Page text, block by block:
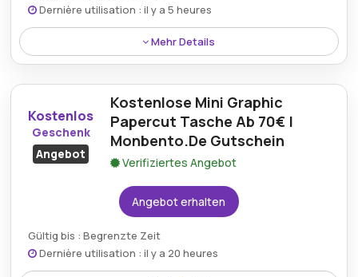
Dernière utilisation : il y a 5 heures
Mehr Details
Kostenloser Versand ist für alle Bestellungen über
90€ bei Monbento.de verfügbar und bietet
zusätzliche Ersparnisse neben Qualität und Komfort.
Kostenlos
Geschenk
Angebot
Kostenlose Mini Graphic
Papercut Tasche Ab 70€ |
Monbento.De Gutschein
Verifiziertes Angebot
Angebot erhalten
Gültig bis : Begrenzte Zeit
Dernière utilisation : il y a 20 heures